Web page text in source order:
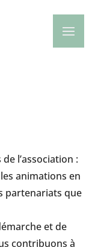
l’association :
animations en
partenariats que
et de
contribuons à